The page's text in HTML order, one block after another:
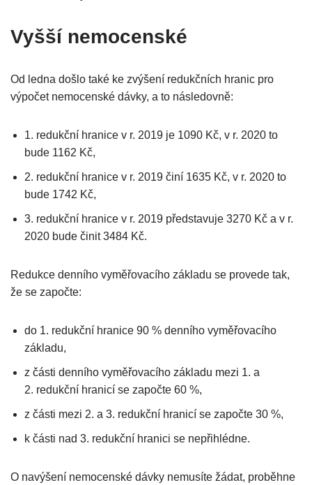
Vyšší nemocenské
Od ledna došlo také ke zvýšení redukčních hranic pro
výpočet nemocenské dávky, a to následovně:
1. redukční hranice v r. 2019 je 1090 Kč, v r. 2020 to
bude 1162 Kč,
2. redukční hranice v r. 2019 činí 1635 Kč, v r. 2020 to
bude 1742 Kč,
3. redukční hranice v r. 2019 představuje 3270 Kč a v r.
2020 bude činit 3484 Kč.
Redukce denního vyměřovacího základu se provede tak,
že se započte:
do 1. redukční hranice 90 % denního vyměřovacího
základu,
z části denního vyměřovacího základu mezi 1. a
2. redukční hranicí se započte 60 %,
z části mezi 2. a 3. redukční hranicí se započte 30 %,
k části nad 3. redukční hranici se nepřihlédne.
O navýšení nemocenské dávky nemusíte žádat, proběhne